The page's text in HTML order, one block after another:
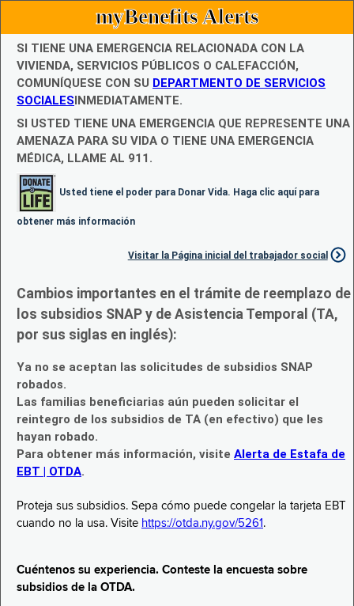
myBenefits Alerts
SI TIENE UNA EMERGENCIA RELACIONADA CON LA
VIVIENDA, SERVICIOS PÚBLICOS O CALEFACCIÓN,
COMUNÍQUESE CON SU DEPARTMENTO DE SERVICIOS
SOCIALESINMEDIATAMENTE.
SI USTED TIENE UNA EMERGENCIA QUE REPRESENTE UNA
AMENAZA PARA SU VIDA O TIENE UNA EMERGENCIA
MÉDICA, LLAME AL 911.
Usted tiene el poder para Donar Vida. Haga clic aquí para
obtener más información
Visitar la Página inicial del trabajador social
Cambios importantes en el trámite de reemplazo de
los subsidios SNAP y de Asistencia Temporal (TA,
por sus siglas en inglés):
Ya no se aceptan las solicitudes de subsidios SNAP
robados.
Las familias beneficiarias aún pueden solicitar el
reintegro de los subsidios de TA (en efectivo) que les
hayan robado.
Para obtener más información, visite Alerta de Estafa de
EBT | OTDA.
Proteja sus subsidios. Sepa cómo puede congelar la tarjeta EBT
cuando no la usa. Visite https://otda.ny.gov/5261 .
Cuéntenos su experiencia. Conteste la encuesta sobre
subsidios de la OTDA.